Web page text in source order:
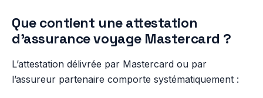
Que contient une attestation
d’assurance voyage Mastercard ?
L’attestation délivrée par Mastercard ou par
l’assureur partenaire comporte systématiquement :